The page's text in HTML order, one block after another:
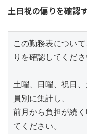
土日祝の偏りを確認
この勤務表につい
りを確認してくださ
土曜、日曜、祝日
員別に集計し、
前月から負担が続
てください。